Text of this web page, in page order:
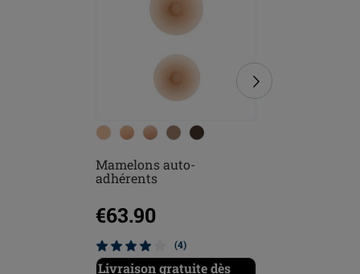
Mamelons auto-
adhérents
€63.90
(4)
Livraison gratuite dès